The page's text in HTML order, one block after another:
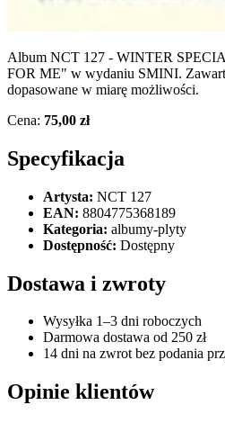
Album NCT 127 - WINTER
FOR ME" w wydaniu SMINI.
dopasowane w miarę możliwości.
Cena: 75,00 zł
Specyfikacja
Artysta: NCT 127
EAN: 8804775368189
Kategoria: albumy-plyty
Dostępność: Dostępny
Dostawa i zwroty
Wysyłka 1–3 dni roboczych
Darmowa dostawa od 250 zł
14 dni na zwrot bez podania
Opinie klientów